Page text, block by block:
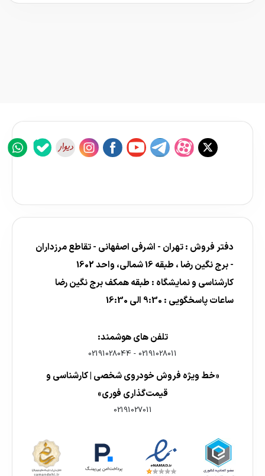
دفتر فروش : تهران - اشرفی اصفهانی - تقاطع مرزداران
- برج نگین رضا ، طبقه 16 شمالی، واحد 1602
کارشناسی و نمایشگاه : طبقه همکف برج نگین رضا
ساعات پاسخگویی : 9:30 الی 16:30
تلفن های هوشمند:
02191028011
-
02191028044
«خط ویژه فروش خودروی شخصی | کارشناسی و
قیمت‌گذاری فوری»
02191027011